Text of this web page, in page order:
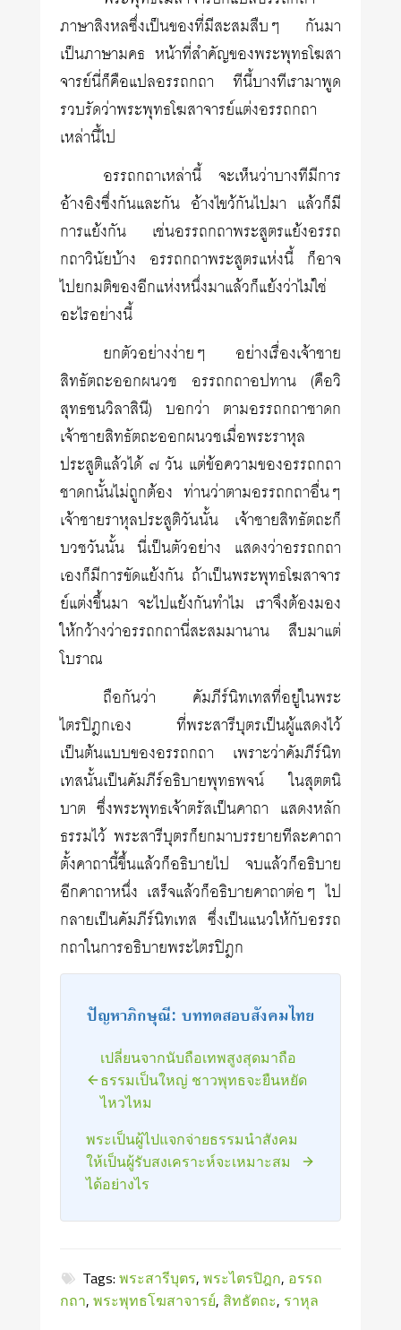
ภาษาสิงหลซึ่งเป็นของที่มีสะสมสืบๆ กันมา
เป็นภาษามคธ หน้าที่สำคัญของพระพุทธโฆสา
จารย์นี่ก็คือแปลอรรถกถา ทีนี้บางทีเรามาพูด
รวบรัดว่าพระพุทธโฆสาจารย์แต่งอรรถกถา
เหล่านี้ไป
อรรถกถาเหล่านี้ จะเห็นว่าบางทีมีการ
อ้างอิงซึ่งกันและกัน อ้างไขว้กันไปมา แล้วก็มี
การแย้งกัน เช่นอรรถกถาพระสูตรแย้งอรรถ
กถาวินัยบ้าง อรรถกถาพระสูตรแห่งนี้ ก็อาจ
ไปยกมติของอีกแห่งหนึ่งมาแล้วก็แย้งว่าไม่ใช่
อะไรอย่างนี้
ยกตัวอย่างง่ายๆ อย่างเรื่องเจ้าชาย
สิทธัตถะออกผนวช อรรถกถาอปทาน (คือวิ
สุทธชนวิลาสินี) บอกว่า ตามอรรถกถาชาดก
เจ้าชายสิทธัตถะออกผนวชเมื่อพระราหุล
ประสูติแล้วได้ ๗ วัน แต่ข้อความของอรรถกถา
ชาดกนั้นไม่ถูกต้อง ท่านว่าตามอรรถกถาอื่นๆ
เจ้าชายราหุลประสูติวันนั้น เจ้าชายสิทธัตถะก็
บวชวันนั้น นี่เป็นตัวอย่าง แสดงว่าอรรถกถา
เองก็มีการขัดแย้งกัน ถ้าเป็นพระพุทธโฆสาจาร
ย์แต่งขึ้นมา จะไปแย้งกันทำไม เราจึงต้องมอง
ให้กว้างว่าอรรถกถานี่สะสมมานาน สืบมาแต่
โบราณ
ถือกันว่า คัมภีร์นิทเทสที่อยู่ในพระ
ไตรปิฎกเอง ที่พระสารีบุตรเป็นผู้แสดงไว้
เป็นต้นแบบของอรรถกถา เพราะว่าคัมภีร์นิท
เทสนั้นเป็นคัมภีร์อธิบายพุทธพจน์ ในสุตตนิ
บาต ซึ่งพระพุทธเจ้าตรัสเป็นคาถา แสดงหลัก
ธรรมไว้ พระสารีบุตรก็ยกมาบรรยายทีละคาถา
ตั้งคาถานี้ขึ้นแล้วก็อธิบายไป จบแล้วก็อธิบาย
อีกคาถาหนึ่ง เสร็จแล้วก็อธิบายคาถาต่อๆ ไป
กลายเป็นคัมภีร์นิทเทส ซึ่งเป็นแนวให้กับอรรถ
กถาในการอธิบายพระไตรปิฎก
ปัญหาภิกษุณี: บททดสอบสังคมไทย
เปลี่ยนจากนับถือเทพสูงสุดมาถือ
ธรรมเป็นใหญ่ ชาวพุทธจะยืนหยัด
ไหวไหม
พระเป็นผู้ไปแจกจ่ายธรรมนำสังคม
ให้เป็นผู้รับสงเคราะห์จะเหมาะสม
ได้อย่างไร
Tags:พระสารีบุตร,พระไตรปิฎก, อรรถ
กถา,พระพุทธโฆสาจารย์, สิทธัตถะ, ราหุล